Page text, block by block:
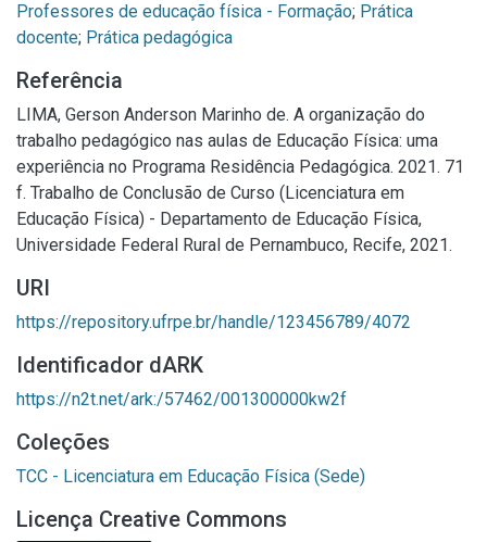
Professores de educação física - Formação; Prática
docente; Prática pedagógica
Referência
LIMA, Gerson Anderson Marinho de. A organização do
trabalho pedagógico nas aulas de Educação Física: uma
experiência no Programa Residência Pedagógica. 2021. 71
f. Trabalho de Conclusão de Curso (Licenciatura em
Educação Física) - Departamento de Educação Física,
Universidade Federal Rural de Pernambuco, Recife, 2021.
URI
https://repository.ufrpe.br/handle/123456789/4072
Identificador dARK
https://n2t.net/ark:/57462/001300000kw2f
Coleções
TCC - Licenciatura em Educação Física (Sede)
Licença Creative Commons